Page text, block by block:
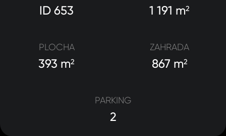
ID 653 1 191 m2
PLOCHA
393 m2
ZAHRADA
867 m2
PARKING
2